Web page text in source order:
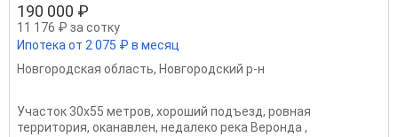
190 000 ₽
11 176 ₽ за сотку
Ипотека от 2 075 ₽ в месяц
Новгородская область, Новгородский р-н
Участок 30х55 метров, хороший подъезд, ровная
территория, оканавлен, недалеко река Веронда ,